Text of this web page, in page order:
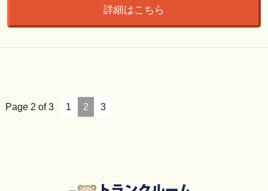
詳細はこちら
Page 2 of 3 1 2 3